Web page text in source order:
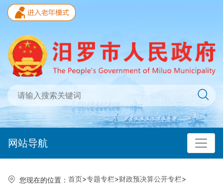
网站导航
您现在的位置： 首页>专题专栏>财政预决算公开专栏>